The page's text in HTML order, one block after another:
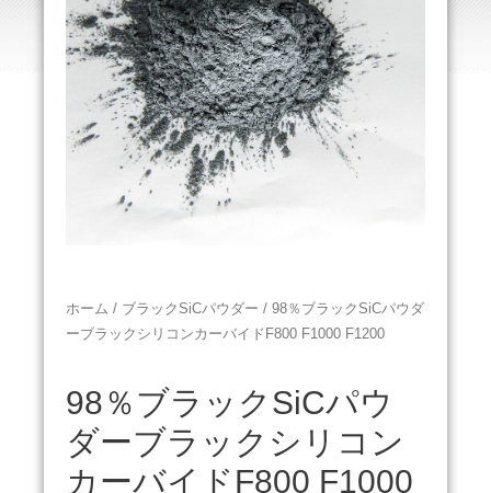
ホーム / ブラックSiCパウダー / 98％ブラックSiCパウダ
ーブラックシリコンカーバイドF800 F1000 F1200
98％ブラックSiCパウ
ダーブラックシリコン
カーバイドF800 F1000